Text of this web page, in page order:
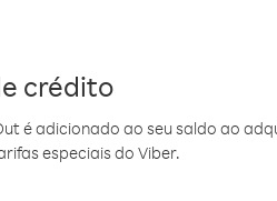
crédito
é adicionado ao seu saldo ao
especiais do Viber.